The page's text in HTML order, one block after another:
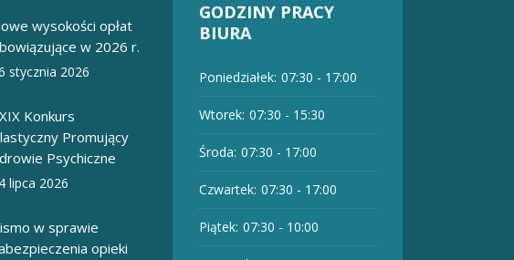
wysokości opłat
w 2026 r.
stycznia 2026
Konkurs
Promujący
Psychiczne
lipca 2026
w sprawie
opieki
GODZINY PRACY
BIURA
Poniedziałek: 07:30 - 17:00
Wtorek: 07:30 - 15:30
Środa: 07:30 - 17:00
Czwartek: 07:30 - 17:00
Piątek: 07:30 - 10:00